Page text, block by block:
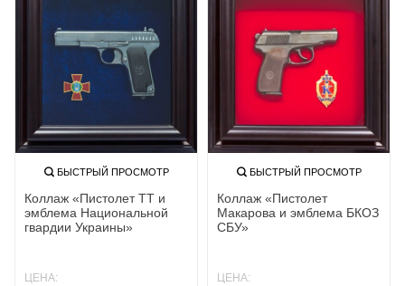
БЫСТРЫЙ ПРОСМОТР
Коллаж «Пистолет ТТ и
эмблема Национальной
гвардии Украины»
ЦЕНА:
БЫСТРЫЙ ПРОСМОТР
Коллаж «Пистолет
Макарова и эмблема БКОЗ
СБУ»
ЦЕНА: